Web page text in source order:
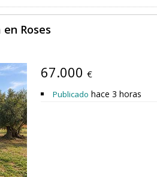
Roses
67.000 €
Publicado hace 3 horas